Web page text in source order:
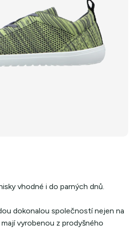
vhodné i do parných dnů.
dokonalou společností nejen na
vyrobenou z prodyšného